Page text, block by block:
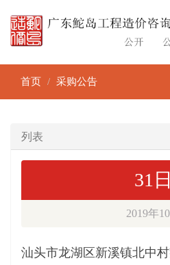
首页 采购公告
列表
31日
2019年
汕头市龙湖区新溪镇北中